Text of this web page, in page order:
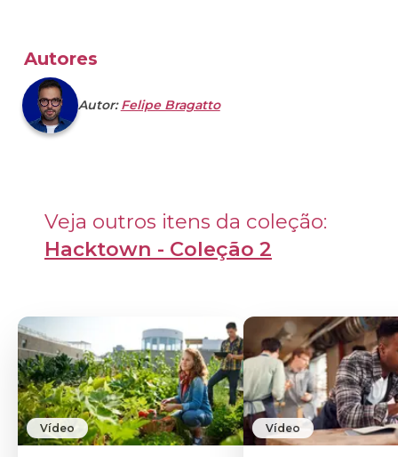
Autores
Autor:Felipe Bragatto
Hacktown - Coleção 2
Vídeo Vídeo